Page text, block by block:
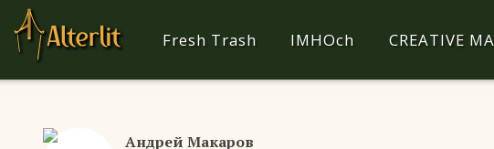
Fresh Trash IMHOch CREATIVE
Андрей Макаров